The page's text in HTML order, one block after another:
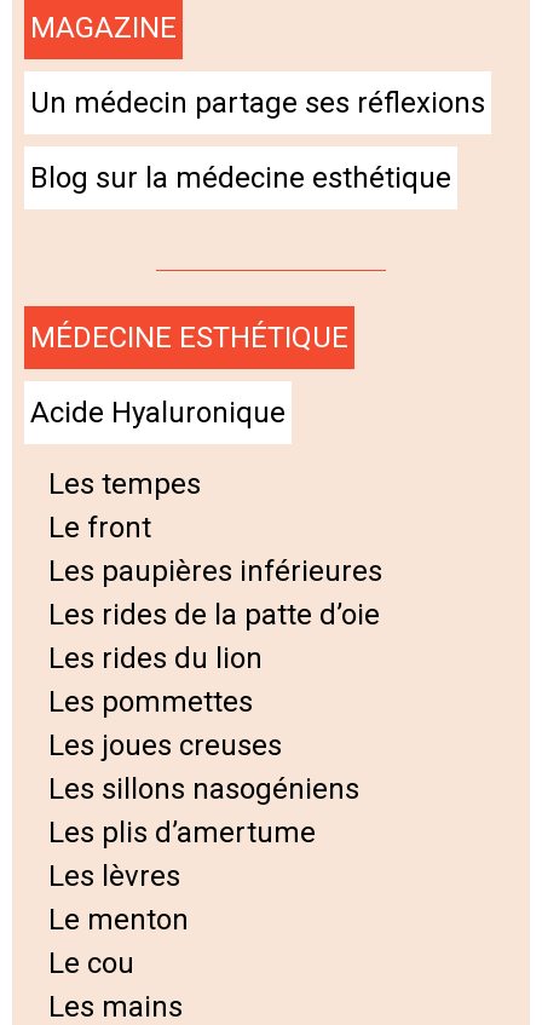
MAGAZINE
Un médecin partage ses réflexions
Blog sur la médecine esthétique
MÉDECINE ESTHÉTIQUE
Acide Hyaluronique
Les tempes
Le front
Les paupières inférieures
Les rides de la patte d’oie
Les rides du lion
Les pommettes
Les joues creuses
Les sillons nasogéniens
Les plis d’amertume
Les lèvres
Le menton
Le cou
Les mains